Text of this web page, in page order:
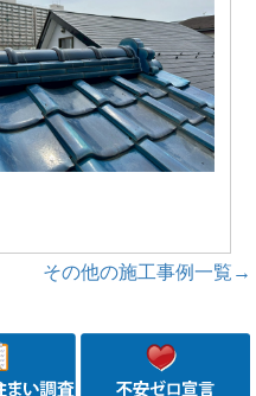
その他の施工事例一覧→